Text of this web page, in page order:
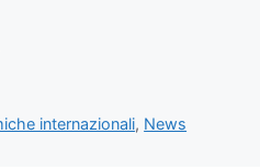
internazionali, News